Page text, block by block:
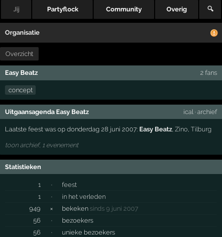
Jij Partyflock Community Overig 🔍
Organisatie
Overzicht
Easy Beatz 2 fans
concept
Uitgaansagenda Easy Beatz ical· archief
Laatste feest was op donderdag 28 juni 2007: Easy Beatz ,Zino ,Tilburg
toon archief, 1 evenement
Statistieken
1 ·
feest
1
·
in het verleden
949
× bekeken sinds 9 juni 2007
56
·
bezoekers
56
·
unieke bezoekers